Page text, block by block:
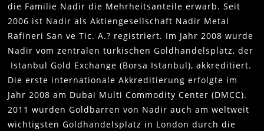
die Familie Nadir die Mehrheitsanteile erwarb. Seit
2006 ist Nadir als Aktiengesellschaft Nadir Metal
Rafineri San ve Tic. A.? registriert. Im Jahr 2008 wurde
Nadir vom zentralen türkischen Goldhandelsplatz, der
Istanbul Gold Exchange (Borsa Istanbul), akkreditiert.
Die erste internationale Akkreditierung erfolgte im
Jahr 2008 am Dubai Multi Commodity Center (DMCC).
2011 wurden Goldbarren von Nadir auch am weltweit
wichtigsten Goldhandelsplatz in London durch die